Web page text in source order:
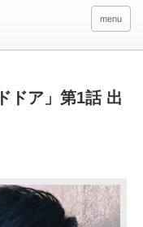
menu
ドア」第1話 出